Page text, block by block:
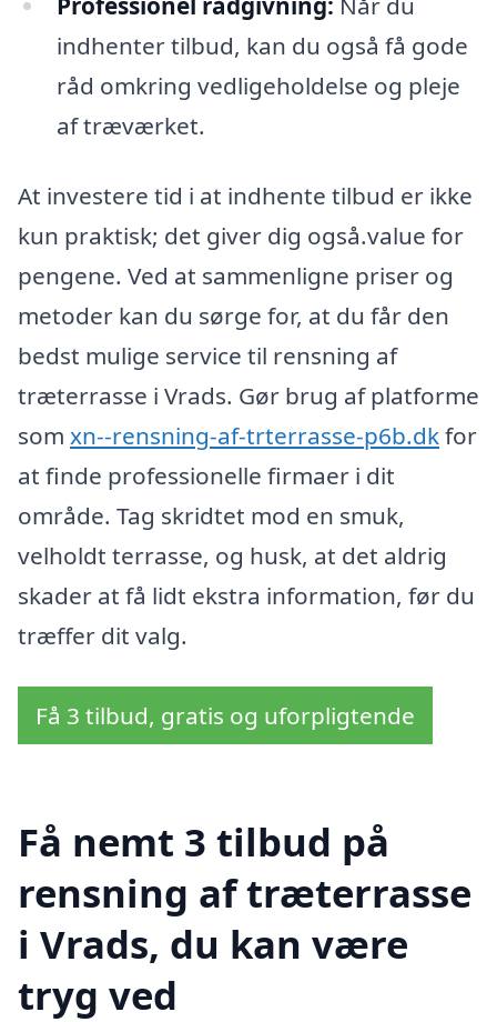
indhenter tilbud, kan du også få gode
råd omkring vedligeholdelse og pleje
af træværket.
At investere tid i at indhente tilbud er ikke
kun praktisk; det giver dig også.value for
pengene. Ved at sammenligne priser og
metoder kan du sørge for, at du får den
bedst mulige service til rensning af
træterrasse i Vrads. Gør brug af platforme
som xn--rensning-af-trterrasse-p6b.dkfor
at finde professionelle firmaer i dit
område. Tag skridtet mod en smuk,
velholdt terrasse, og husk, at det aldrig
skader at få lidt ekstra information, før du
træffer dit valg.
Få 3 tilbud, gratis og uforpligtende
Få nemt 3 tilbud på
rensning af træterrasse
i Vrads, du kan være
tryg ved